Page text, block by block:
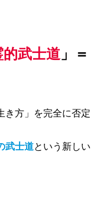
的武士道 」＝
き方」を完全に否定
武士道という新しい